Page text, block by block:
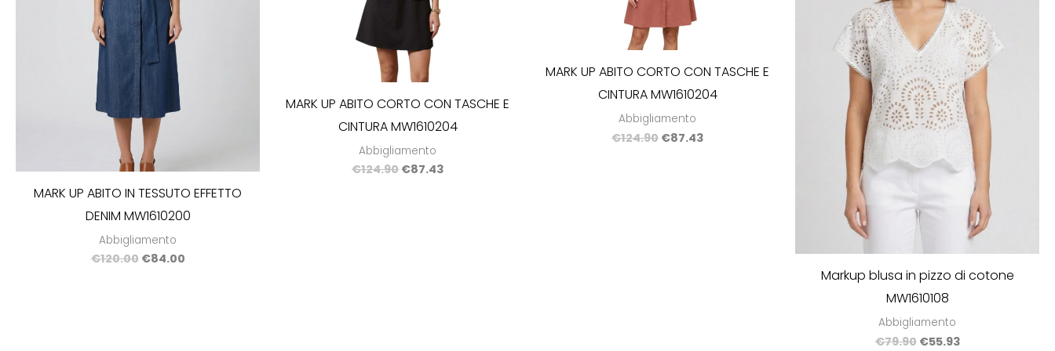
MARK UP ABITO IN TESSUTO EFFETTO
DENIM MW1610200
Abbigliamento
€120.00 €84.00
MARK UP ABITO CORTO CON TASCHE E
CINTURA MW1610204
Abbigliamento
€124.90 €87.43
MARK UP ABITO CORTO CON TASCHE E
CINTURA MW1610204
Abbigliamento
€124.90 €87.43
Markup blusa in pizzo di cotone
MW1610108
Abbigliamento
€79.90 €55.93